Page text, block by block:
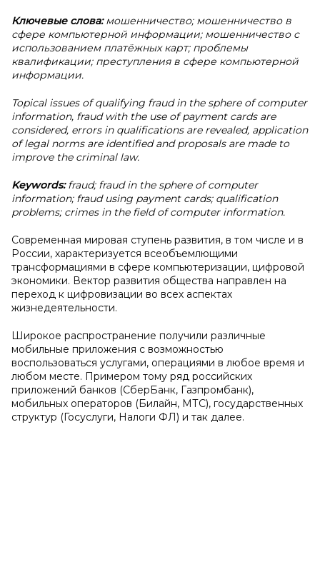
Ключевые слова:мошенничество; мошенничество в
сфере компьютерной информации; мошенничество с
использованием платёжных карт; проблемы
квалификации; преступления в сфере компьютерной
информации.
Topical issues of qualifying fraud in the sphere of computer
information, fraud with the use of payment cards are
considered, errors in qualifications are revealed, application
of legal norms are identified and proposals are made to
improve the criminal law.
Keywords:fraud; fraud in the sphere of computer
information; fraud using payment cards; qualification
problems; crimes in the field of computer information.
Современная мировая ступень развития, в том числе и в
России, характеризуется всеобъемлющими
трансформациями в сфере компьютеризации, цифровой
экономики. Вектор развития общества направлен на
переход к цифровизации во всех аспектах
жизнедеятельности.
Широкое распространение получили различные
мобильные приложения с возможностью
воспользоваться услугами, операциями в любое время и
любом месте. Примером тому ряд российских
приложений банков (СберБанк, Газпромбанк),
мобильных операторов (Билайн, МТС), государственных
структур (Госуслуги, Налоги ФЛ) и так далее.